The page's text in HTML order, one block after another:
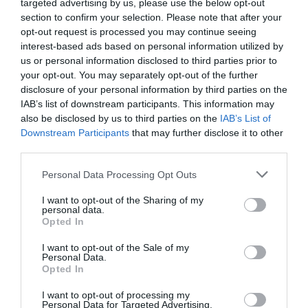
targeted advertising by us, please use the below opt-out
section to confirm your selection. Please note that after your
opt-out request is processed you may continue seeing
interest-based ads based on personal information utilized by
us or personal information disclosed to third parties prior to
your opt-out. You may separately opt-out of the further
disclosure of your personal information by third parties on the
IAB’s list of downstream participants. This information may
also be disclosed by us to third parties on the IAB’s List of
Downstream Participants that may further disclose it to other
Personal Data Processing Opt Outs
I want to opt-out of the Sharing of my
personal data.
Opted In
I want to opt-out of the Sale of my
Personal Data.
Opted In
I want to opt-out of processing my
Personal Data for Targeted Advertising.
ما الذي يتطلبه تسجيل تغيير TikTok
في اختراق الملابس؟
يعد تسجيل مقطع فيديو باستخدام خدعة تغيير الملابس في TikTok
أمرًا بسيطًا للغاية ، لذلك عليك فقطضبط المؤقت أو شريط الوقت
خلال القيام بذلك . ستقوم ببرمجة الفيديو
التغيير المناسب للملابس التي تريدها.